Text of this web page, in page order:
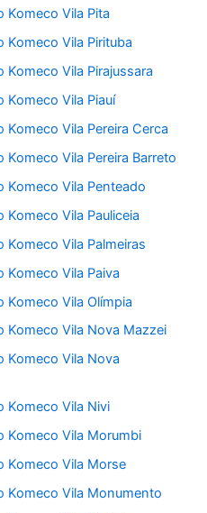
Vila Pita
Vila Pirituba
Vila Pirajussara
Vila Piauí
Vila Pereira Cerca
Vila Pereira Barreto
Vila Penteado
Vila Pauliceia
Vila Palmeiras
Vila Paiva
Vila Olímpia
Vila Nova Mazzei
Komeco Vila Nova
Komeco Vila Nivi
Komeco Vila Morumbi
Komeco Vila Morse
Komeco Vila Monumento